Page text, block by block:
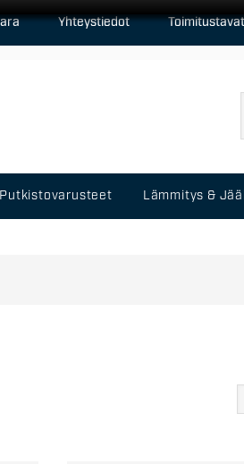
Yhteystiedot Toimitustavat
Putkistovarusteet Lämmitys &